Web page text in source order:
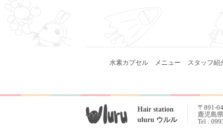
水素カプセル メニュー スタッフ紹
Hair station
uluru ウルル
〒891-
鹿児島
Tel :